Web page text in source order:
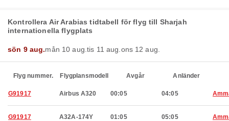
Kontrollera Air Arabias tidtabell för flyg till Sharjah
internationella flygplats
sön 9 aug.mån 10 aug. tis 11 aug. ons 12 aug.
Flyg nummer. Flygplansmodell Avgår Anländer
G91917 Airbus A320 00:05 04:05
G91917 A32A-174Y 01:05 05:05